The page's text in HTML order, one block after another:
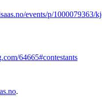
events/p/1000079363/
64665#contestants
.